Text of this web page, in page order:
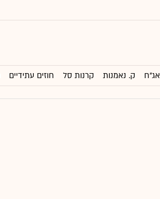
אג"ח ק. נאמנות קרנות סל חוזים עתידיים